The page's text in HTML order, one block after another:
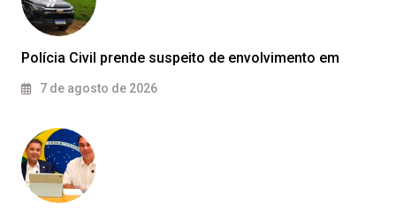
Polícia Civil prende suspeito de envolvimento em
7 de agosto de 2026